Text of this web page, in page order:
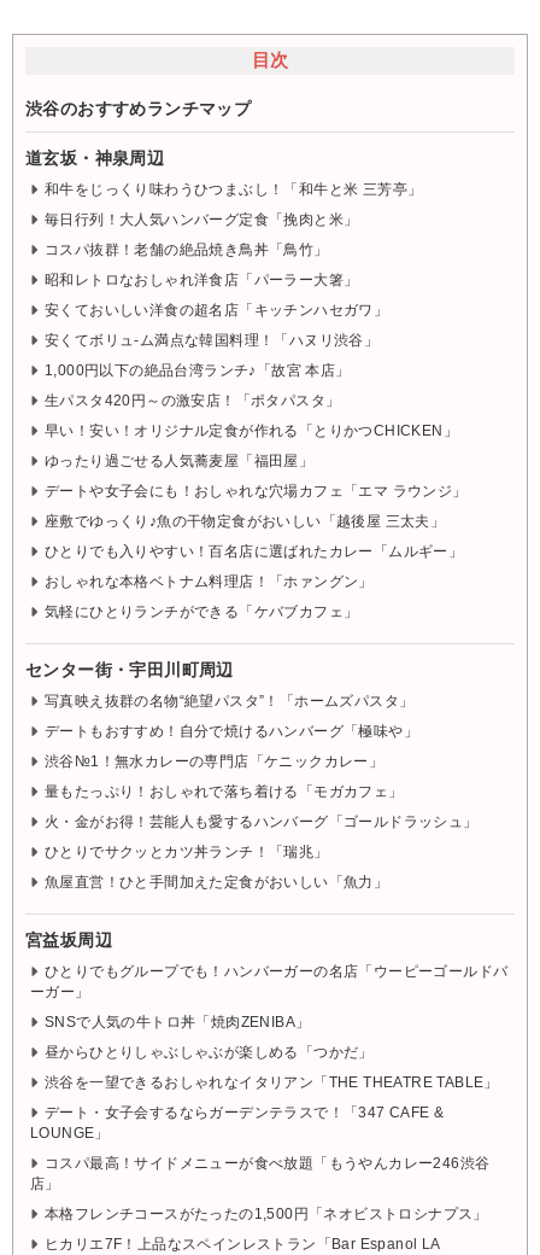
目次
渋谷のおすすめランチマップ
道玄坂・神泉周辺
和牛をじっくり味わうひつまぶし！「和牛と米 三芳亭」
毎日行列！大人気ハンバーグ定食「挽肉と米」
コスパ抜群！老舗の絶品焼き鳥丼「鳥竹」
昭和レトロなおしゃれ洋食店「パーラー大箸」
安くておいしい洋食の超名店「キッチンハセガワ」
安くてボリュ-ム満点な韓国料理！「ハヌリ渋谷」
1,000円以下の絶品台湾ランチ♪「故宮 本店」
生パスタ420円～の激安店！「ポタパスタ」
早い！安い！オリジナル定食が作れる「とりかつCHICKEN」
ゆったり過ごせる人気蕎麦屋「福田屋」
デートや女子会にも！おしゃれな穴場カフェ「エマ ラウンジ」
座敷でゆっくり♪魚の干物定食がおいしい「越後屋 三太夫」
ひとりでも入りやすい！百名店に選ばれたカレー「ムルギー」
おしゃれな本格ベトナム料理店！「ホァングン」
気軽にひとりランチができる「ケバブカフェ」
センター街・宇田川町周辺
写真映え抜群の名物“絶望パスタ”！「ホームズパスタ」
デートもおすすめ！自分で焼けるハンバーグ「極味や」
渋谷№1！無水カレーの専門店「ケニックカレー」
量もたっぷり！おしゃれで落ち着ける「モガカフェ」
火・金がお得！芸能人も愛するハンバーグ「ゴールドラッシュ」
ひとりでサクッとカツ丼ランチ！「瑞兆」
魚屋直営！ひと手間加えた定食がおいしい「魚力」
宮益坂周辺
ひとりでもグループでも！ハンバーガーの名店「ウーピーゴールドバ
ーガー」
SNSで人気の牛トロ丼「焼肉ZENIBA」
昼からひとりしゃぶしゃぶが楽しめる「つかだ」
渋谷を一望できるおしゃれなイタリアン「THE THEATRE TABLE」
デート・女子会するならガーデンテラスで！「347 CAFE &
LOUNGE」
コスパ最高！サイドメニューが食べ放題「もうやんカレー246渋谷
店」
本格フレンチコースがたったの1,500円「ネオビストロシナプス」
ヒカリエ7F！上品なスペインレストラン「Bar Espanol LA